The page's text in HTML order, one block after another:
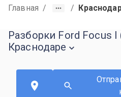
Главная / /
Разборки Ford Focus I
Краснодаре